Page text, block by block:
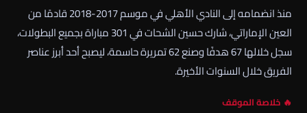
منذ انضمامه إلى النادي الأهلي في موسم 2017-2018 قادمًا من
العين الإماراتي، شارك حسين الشحات في 301 مباراة بجميع البطولات،
سجل خلالها 67 هدفًا وصنع 62 تمريرة حاسمة، ليصبح أحد أبرز عناصر
الفريق خلال السنوات الأخيرة.
🔥 خلاصة الموقف